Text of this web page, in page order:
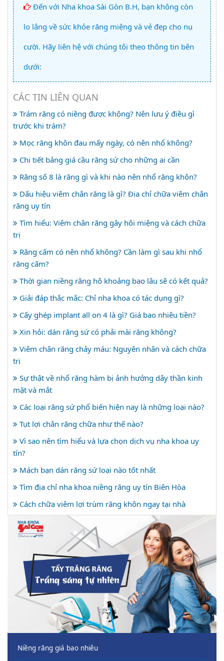
Đến với Nha khoa Sài Gòn B.H, bạn không còn
lo lắng về sức khỏe răng miệng và vẻ đẹp cho nụ
cười. Hãy liên hệ với chúng tôi theo thông tin bên
dưới:
CÁC TIN LIÊN QUAN
Trám răng có niềng được không? Nên lưu ý điều gì
trước khi trám?
Mọc răng khôn đau mấy ngày, có nên nhổ không?
Chi tiết bảng giá cầu răng sứ cho những ai cần
Răng số 8 là răng gì và khi nào nên nhổ răng khôn?
Dấu hiệu viêm chân răng là gì? Địa chỉ chữa viêm chân
răng uy tín
Tìm hiểu: Viêm chân răng gây hôi miệng và cách chữa
trị
Răng cấm có nên nhổ không? Cần làm gì sau khi nhổ
răng cấm?
Thời gian niềng răng hô khoảng bao lâu sẽ có kết quả?
Giải đáp thắc mắc: Chỉ nha khoa có tác dụng gì?
Cấy ghép implant all on 4 là gì? Giá bao nhiêu tiền?
Xin hỏi: dán răng sứ có phải mài răng không?
Viêm chân răng chảy máu: Nguyên nhân và cách chữa
trị
Sự thật về nhổ răng hàm bị ảnh hưởng dây thần kinh
mặt và mắt
Các loại răng sứ phổ biến hiện nay là những loại nào?
Tụt lợi chân răng chữa như thế nào?
Vì sao nên tìm hiểu và lựa chọn dịch vụ nha khoa uy
tín?
Mách bạn dán răng sứ loại nào tốt nhất
Tìm địa chỉ nha khoa niềng răng uy tín Biên Hòa
Cách chữa viêm lợi trùm răng khôn ngay tại nhà
Niềng răng giá bao nhiêu